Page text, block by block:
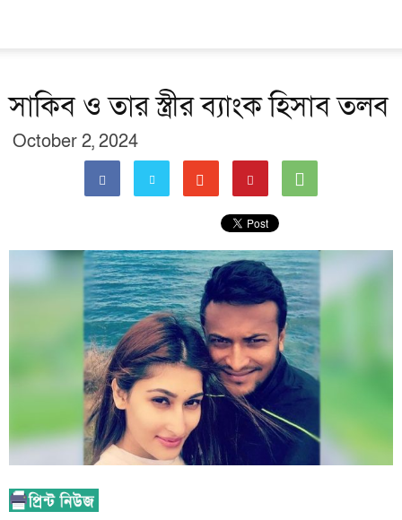
সাকিব ও তার স্ত্রীর ব্যাংক হিসাব তলব
October 2, 2024